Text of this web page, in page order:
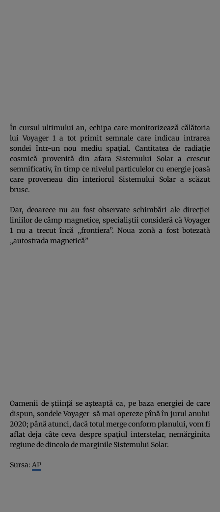
În cursul ultimului an, echipa care monitorizează călătoria
lui Voyager 1 a tot primit semnale care indicau intrarea
sondei într-un nou mediu spaţial. Cantitatea de radiaţie
cosmică provenită din afara Sistemului Solar a crescut
semnificativ, în timp ce nivelul particulelor cu energie joasă
care proveneau din interiorul Sistemului Solar a scăzut
brusc.
Dar, deoarece nu au fost observate schimbări ale direcţiei
liniilor de câmp magnetice, specialiştii consideră că Voyager
1 nu a trecut încă „frontiera”. Noua zonă a fost botezată
„autostrada magnetică”
Oamenii de ştiinţă se aşteaptă ca, pe baza energiei de care
dispun, sondele Voyager să mai opereze pînă în jurul anului
2020; până atunci, dacă totul merge conform planului, vom fi
aflat deja câte ceva despre spaţiul interstelar, nemărginita
regiune de dincolo de marginile Sistemului Solar.
Sursa: AP